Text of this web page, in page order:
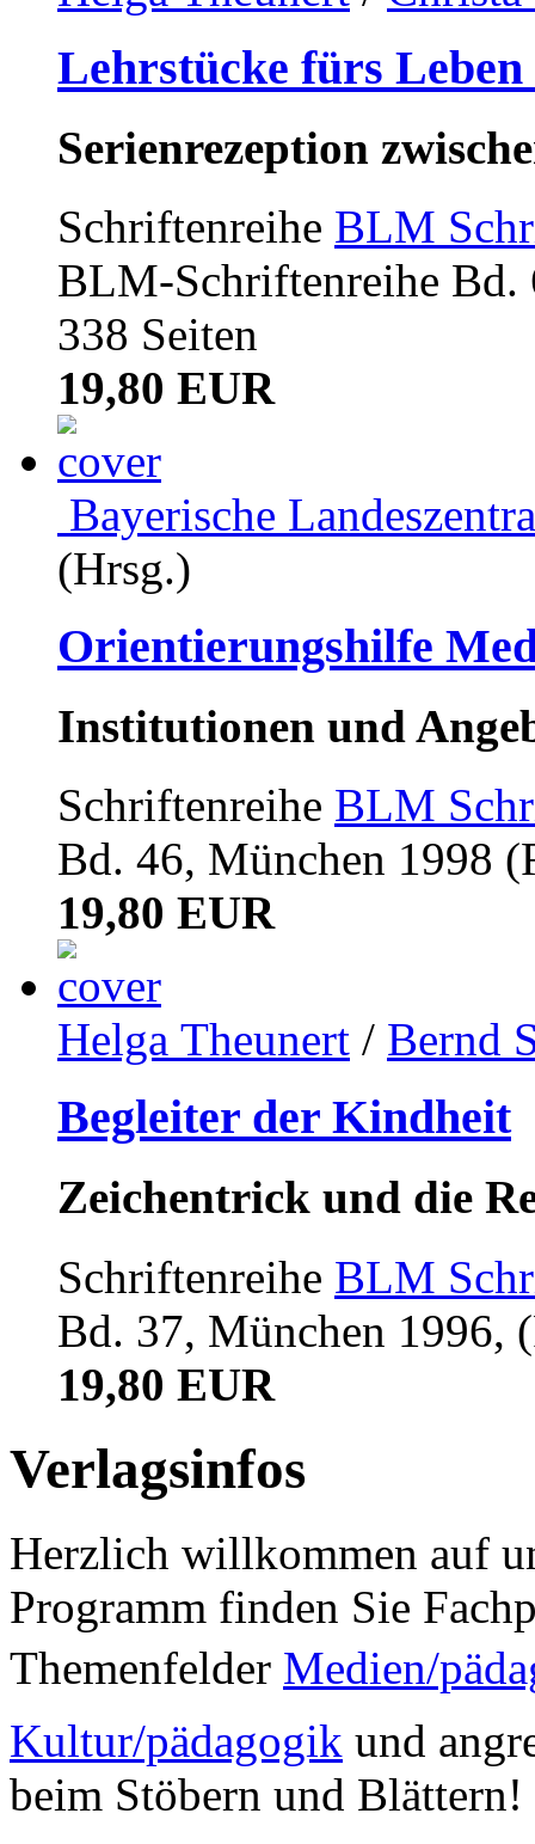
Lehrstücke fürs
Serienrezeption
Schriftenreihe BLM
BLM-Schriftenreihe Bd.
338 Seiten
19,80 EUR
Bayerische
(Hrsg.)
Orientierungshilfe
Institutionen und
Schriftenreihe BLM
Bd. 46, München 1998
19,80 EUR
Helga Theunert / Bernd
Begleiter der Kindheit
Zeichentrick und die
Schriftenreihe BLM
Bd. 37, München 1996,
19,80 EUR
Verlagsinfos
Herzlich willkommen auf
Programm finden Sie
Themenfelder Medien/
Kultur/pädagogik und
beim Stöbern und Blättern!